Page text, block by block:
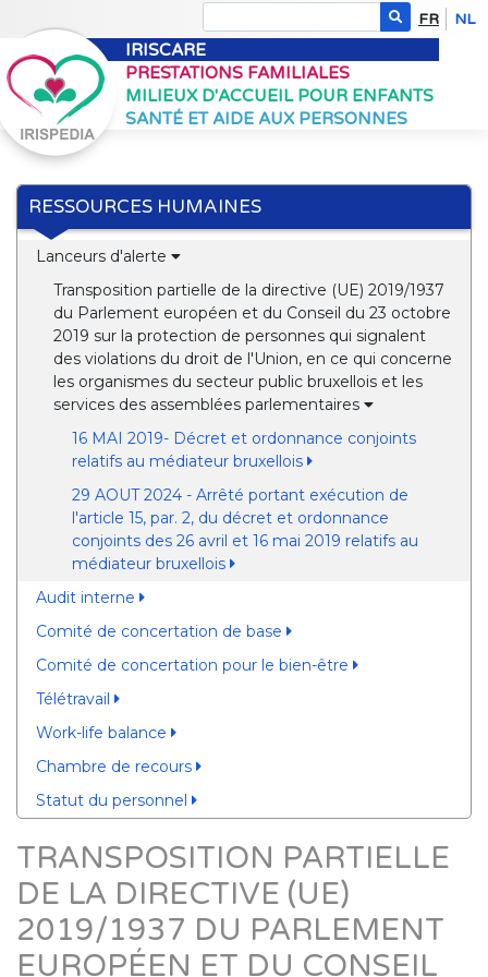
FR NL
IRISCARE
PRESTATIONS FAMILIALES
MILIEUX D'ACCUEIL POUR ENFANTS
SANTÉ ET AIDE AUX PERSONNES
RESSOURCES HUMAINES
Lanceurs d'alerte
Transposition partielle de la directive (UE) 2019/1937
du Parlement européen et du Conseil du 23 octobre
2019 sur la protection de personnes qui signalent
des violations du droit de l'Union, en ce qui concerne
les organismes du secteur public bruxellois et les
services des assemblées parlementaires
16 MAI 2019- Décret et ordonnance conjoints
relatifs au médiateur bruxellois
29 AOUT 2024 - Arrêté portant exécution de
l'article 15, par. 2, du décret et ordonnance
conjoints des 26 avril et 16 mai 2019 relatifs au
médiateur bruxellois
Audit interne
Comité de concertation de base
Comité de concertation pour le bien-être
Télétravail
Work-life balance
Chambre de recours
Statut du personnel
TRANSPOSITION PARTIELLE
DE LA DIRECTIVE (UE)
2019/1937 DU PARLEMENT
EUROPÉEN ET DU CONSEIL